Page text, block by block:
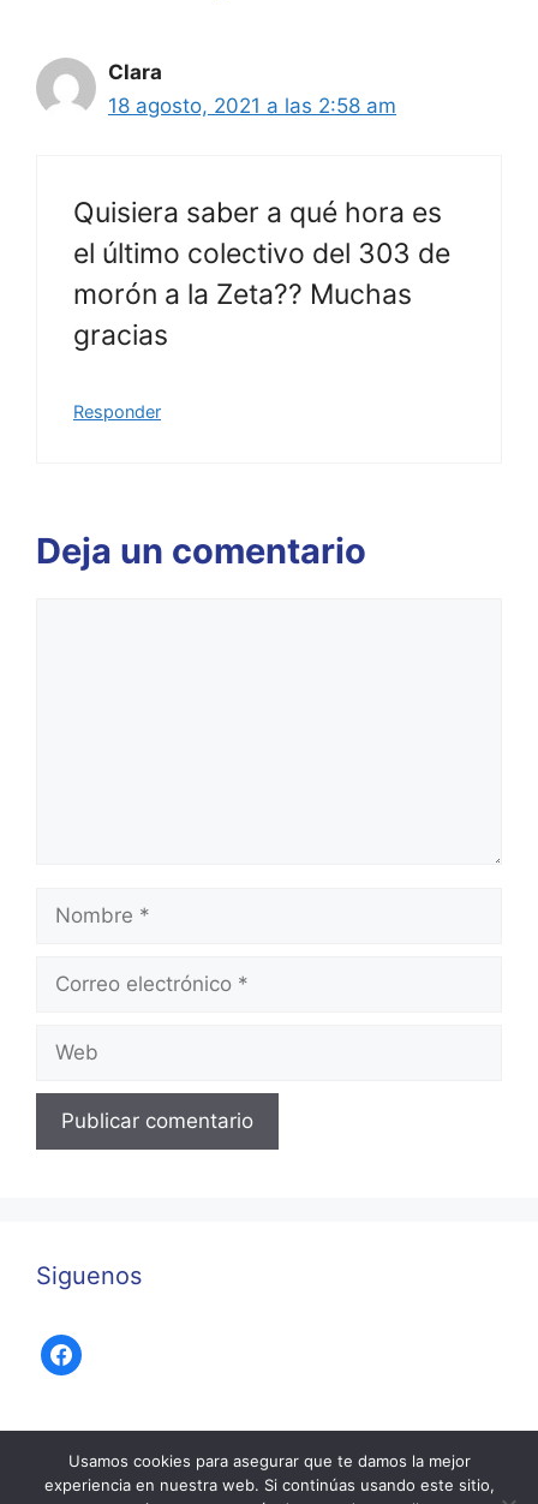
Clara
18 agosto, 2021 a las 2:58 am
Quisiera saber a qué hora es
el último colectivo del 303 de
morón a la Zeta?? Muchas
gracias
Responder
Deja un comentario
electrónico
Siguenos
facebook
Usamos cookies para asegurar que te damos la mejor
experiencia en nuestra web. Si continúas usando este sitio,